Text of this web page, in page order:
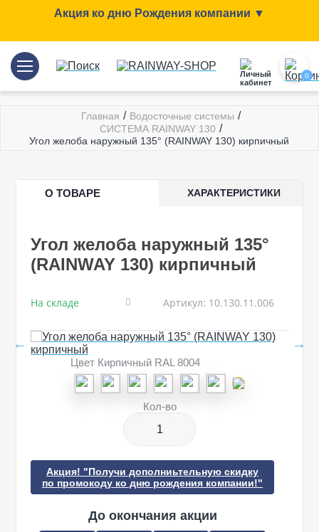
Акция ко дню Рождения компании ▼
0
Главная / Водосточные системы /
СИСТЕМА RAINWAY 130 /
Угол желоба наружный 135° (RAINWAY 130) кирпичный
О ТОВАРЕ ХАРАКТЕРИСТИКИ
Угол желоба наружный 135°
(RAINWAY 130) кирпичный
На складе 0 Артикул: 10.130.11.006
Цвет Кирпичный RAL 8004
Кол-во
Акция! "Получи дополниьтельную скидку
по промокоду ко дню рождения компании!"
До окончания акции